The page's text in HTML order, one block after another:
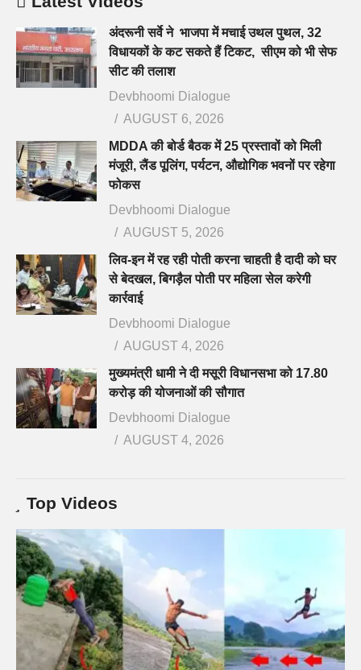
अंदरूनी सर्वे ने भाजपा में मचाई उथल पुथल, 32
विधायकों के कट सकते हैं टिकट, सीएम को भी सेफ
सीट की तलाश
Devbhoomi Dialogue
AUGUST 6, 2026
MDDA की बोर्ड बैठक में 25 प्रस्तावों को मिली
मंजूरी, लैंड पूलिंग, पर्यटन, औद्योगिक भवनों पर रहेगा
फोकस
Devbhoomi Dialogue
AUGUST 5, 2026
लिव-इन में रह रही पोती करना चाहती है दादी को घर
से बेदखल, बिगड़ैल पोती पर महिला सेल करेगी
कार्रवाई
Devbhoomi Dialogue
AUGUST 4, 2026
मुख्यमंत्री धामी ने दी मसूरी विधानसभा को 17.80
करोड़ की योजनाओं की सौगात
Devbhoomi Dialogue
AUGUST 4, 2026
Top Videos